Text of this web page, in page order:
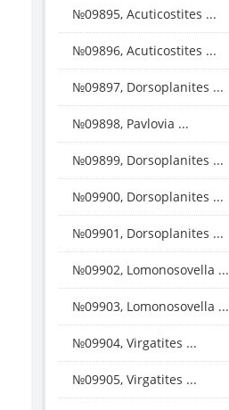
№09895, Acuticostites ...
№09896, Acuticostites ...
№09897, Dorsoplanites ...
№09898, Pavlovia ...
№09899, Dorsoplanites ...
№09900, Dorsoplanites ...
№09901, Dorsoplanites ...
№09902, Lomonosovella ...
№09903, Lomonosovella ...
№09904, Virgatites ...
№09905, Virgatites ...